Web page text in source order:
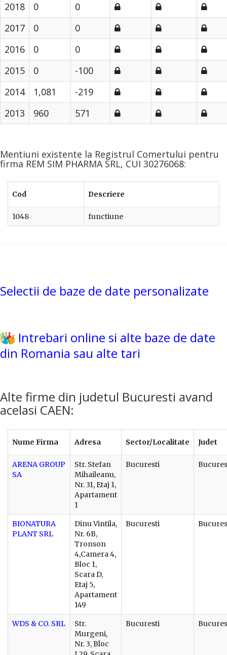
2018
0
0
2017
0
0
2016
0
0
2015
0
-100
2014
1,081
-219
2013
960 571
Mentiuni existente la Registrul Comertului pentru
firma REM SIM PHARMA SRL, CUI 30276068:
Cod Descriere
1048 functiune
Selectii de baze de date personalizate
Intrebari online si alte baze de date
din Romania sau alte tari
Alte firme din judetul Bucuresti avand
acelasi CAEN:
Nume Firma Adresa Sector/Localitate Judet
ARENA GROUP
SA
Str. Stefan
Mihaileanu,
Nr. 31, Etaj 1,
Apartament
1
Bucuresti
BIONATURA
PLANT SRL
Dinu Vintila,
Nr. 6B,
Tronson
4,Camera 4,
Bloc 1,
Scara D,
Etaj 5,
Apartament
149
Bucuresti
WDS & CO. SRL
Str.
Murgeni,
Nr. 3, Bloc
Bucuresti